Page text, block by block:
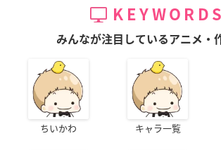
KEYWORDS
みんなが注目しているアニメ・
ちいかわ キャラ一覧